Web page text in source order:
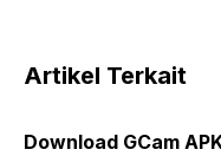
Artikel Terkait
Download GCam